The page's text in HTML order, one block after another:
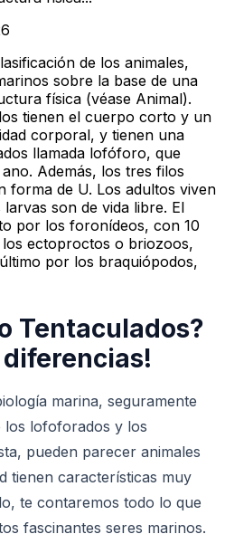
de los animales,
sobre la base de una
física (véase Animal).
tienen el cuerpo corto y un
corporal, y tienen una
llamada lofóforo, que
Además, los tres filos
forma de U. Los adultos viven
son de vida libre. El
por los foronídeos, con 10
ectoproctos o briozoos,
por los braquiópodos,
Tentaculados?
diferencias!
marina, seguramente
los lofoforados y los
pueden parecer animales
tienen características muy
te contaremos todo lo que
fascinantes seres marinos.